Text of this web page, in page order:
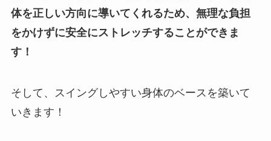
体を正しい方向に導いてくれるため、無理な負担
をかけずに安全にストレッチすることができま
す！
そして、スイングしやすい身体のベースを築いて
いきます！